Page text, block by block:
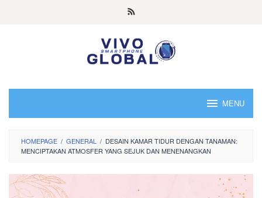
MENU
HOMEPAGE / GENERAL / DESAIN KAMAR TIDUR DENGAN TANAMAN:
MENCIPTAKAN ATMOSFER YANG SEJUK DAN MENENANGKAN